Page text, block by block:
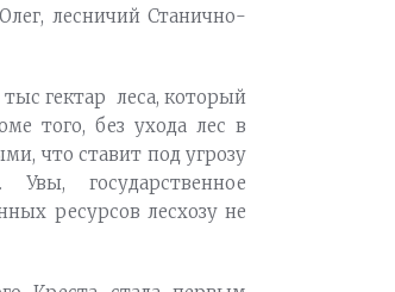
лесничий Станично-
тыс гектар леса, который
того, без ухода лес в
что ставит под угрозу
государственное
ресурсов лесхозу не